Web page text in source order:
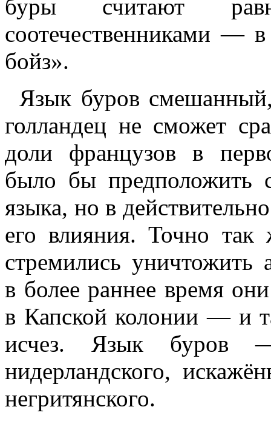
буры считают
соотечественниками —
бойз».
Язык буров
голландец не сможет
доли французов в
было бы предположить
языка, но в
его влияния. Точно
стремились уничтожить
в более раннее время
в Капской колонии — и
исчез. Язык буров
нидерландского,
негритянского.